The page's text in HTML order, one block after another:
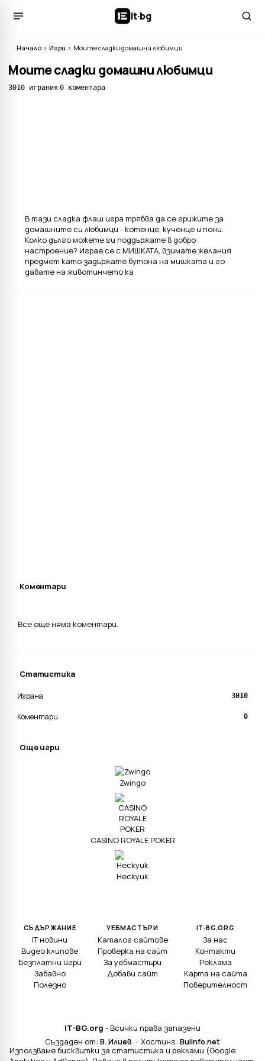
it·bg
Начало › Игри › Моите сладки домашни любимци
Моите сладки домашни любимци
3010 играния·0 коментара
В тази сладка флаш игра трябва да се грижите за
домашните си любимци - котенце, кученце и пони.
Колко дълго можете ги поддържате в добро
настроение? Играе се с МИШКАТА, взимате желания
предмет като задържате бутона на мишката и го
давате на животинчето ка
Коментари
Все още няма коментари.
Статистика
Играна 3010
Коментари 0
Още игри
Zwingo
CASINO ROYALE POKER
Нескуик
СЪДЪРЖАНИЕ
IT новини
Видео клипове
Безплатни игри
Забавно
Полезно
УЕБМАСТЪРИ
Каталог сайтове
Проверка на сайт
За уебмастъри
Добави сайт
IT-BG.ORG
За нас
Контакти
Реклама
Карта на сайта
Поверителност
IT-BG.org - Всички права запазени
Създаден от: В. Илиев · Хостинг: Bulinfo.net
Използваме бисквитки за статистика и реклами (Google